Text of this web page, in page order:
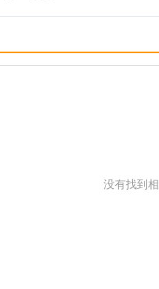
没有找到